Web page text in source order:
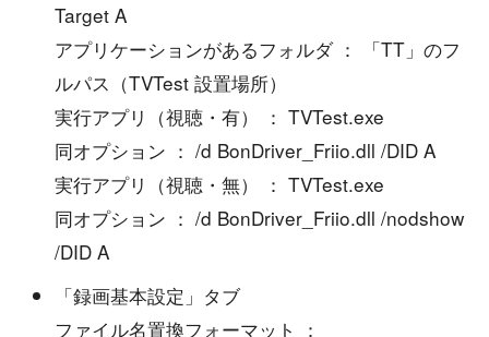
Target A
アプリケーションがあるフォルダ ： 「TT」のフ
ルパス（TVTest 設置場所）
実行アプリ（視聴・有） ： TVTest.exe
同オプション ： /d BonDriver_Friio.dll /DID A
実行アプリ（視聴・無） ： TVTest.exe
同オプション ： /d BonDriver_Friio.dll /nodshow
/DID A
「録画基本設定」タブ
ファイル名置換フォーマット ：